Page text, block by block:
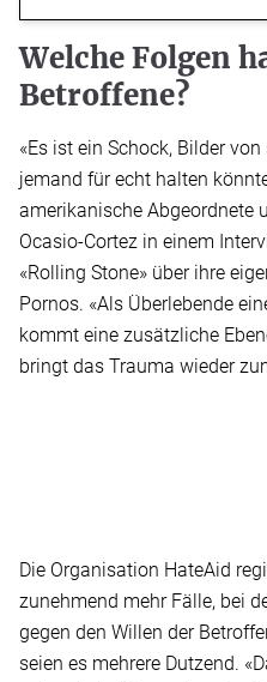
Welche Folgen
Betroffene?
«Es ist ein Schock, Bilder
jemand für echt halten
amerikanische Abgeordnete
Ocasio-Cortez in einem
«Rolling Stone» über ihre
Pornos. «Als Überlebende
kommt eine zusätzliche
bringt das Trauma wieder
Die Organisation HateAid
zunehmend mehr Fälle, bei
gegen den Willen der
seien es mehrere Dutzend.